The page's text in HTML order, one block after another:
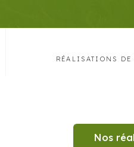
RÉALISATIONS
Nos